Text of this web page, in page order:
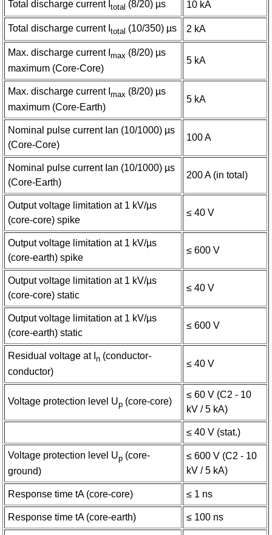
Total discharge current Itotal (8/20) µs 10 kA
Total discharge current Itotal (10/350) µs 2 kA
Max. discharge current Imax (8/20) µs
maximum (Core-Core)
5 kA
Max. discharge current Imax (8/20) µs
maximum (Core-Earth)
5 kA
Nominal pulse current Ian (10/1000) µs
(Core-Core)
100 A
Nominal pulse current Ian (10/1000) µs
(Core-Earth)
200 A (in total)
Output voltage limitation at 1 kV/µs
(core-core) spike
≤ 40 V
Output voltage limitation at 1 kV/µs
(core-earth) spike
≤ 600 V
Output voltage limitation at 1 kV/µs
(core-core) static
≤ 40 V
Output voltage limitation at 1 kV/µs
(core-earth) static
≤ 600 V
Residual voltage at In (conductor-
conductor)
≤ 40 V
Voltage protection level Up (core-core)
≤ 60 V (C2 - 10
kV / 5 kA)
≤ 40 V (stat.)
Voltage protection level Up (core-
ground)
≤ 600 V (C2 - 10
kV / 5 kA)
Response time tA (core-core) ≤ 1 ns
Response time tA (core-earth) ≤ 100 ns